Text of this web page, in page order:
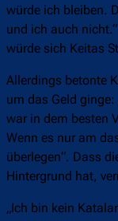
würde ich bleiben.
und ich auch
würde sich Keitas
Allerdings betonte
um das Geld
war in dem besten
Wenn es nur am
überlegen“. Dass
Hintergrund hat,
„Ich bin kein